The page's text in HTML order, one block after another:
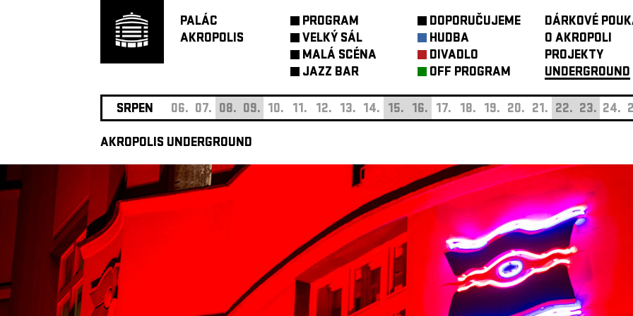
PALÁC
AKROPOLIS
PROGRAM
VELKÝ SÁL
MALÁ SCÉNA
JAZZ BAR
DOPORUČUJEME
HUDBA
DIVADLO
OFF PROGRAM
DÁRKOVÉ
O AKROPOLI
PROJEKTY
UNDERGROUND
SRPEN 06. 07. 08. 09. 10. 11. 12. 13. 14. 15. 16. 17. 18. 19. 20. 21. 22. 23. 24.
AKROPOLIS UNDERGROUND